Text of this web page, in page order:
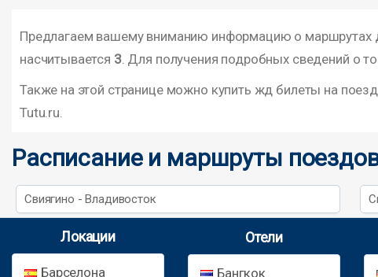
Предлагаем вашему вниманию информацию о маршрутах
насчитывается 3. Для получения подробных сведений о
Также на этой странице можно купить жд билеты на
Tutu.ru.
Расписание и маршруты
Свиягино - Владивосток
Локации
Барселона
Отели
Бангкок